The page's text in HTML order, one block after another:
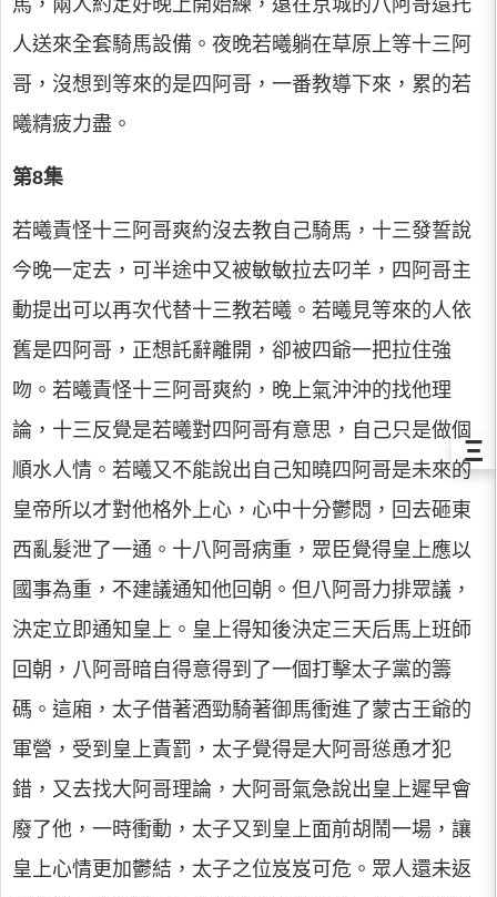
馬，兩人約定好晚上開始練，遠在京城的八阿哥還托
人送來全套騎馬設備。夜晚若曦躺在草原上等十三阿
哥，沒想到等來的是四阿哥，一番教導下來，累的若
曦精疲力盡。
第8集
若曦責怪十三阿哥爽約沒去教自己騎馬，十三發誓說
今晚一定去，可半途中又被敏敏拉去叼羊，四阿哥主
動提出可以再次代替十三教若曦。若曦見等來的人依
舊是四阿哥，正想託辭離開，卻被四爺一把拉住強
吻。若曦責怪十三阿哥爽約，晚上氣沖沖的找他理
論，十三反覺是若曦對四阿哥有意思，自己只是做個
順水人情。若曦又不能說出自己知曉四阿哥是未來的
皇帝所以才對他格外上心，心中十分鬱悶，回去砸東
西亂髮泄了一通。十八阿哥病重，眾臣覺得皇上應以
國事為重，不建議通知他回朝。但八阿哥力排眾議，
決定立即通知皇上。皇上得知後決定三天后馬上班師
回朝，八阿哥暗自得意得到了一個打擊太子黨的籌
碼。這廂，太子借著酒勁騎著御馬衝進了蒙古王爺的
軍營，受到皇上責罰，太子覺得是大阿哥慫恿才犯
錯，又去找大阿哥理論，大阿哥氣急說出皇上遲早會
廢了他，一時衝動，太子又到皇上面前胡鬧一場，讓
皇上心情更加鬱結，太子之位岌岌可危。眾人還未返
Ξ